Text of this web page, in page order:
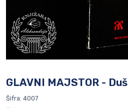
GLAVNI MAJSTOR -
Šifra: 4007